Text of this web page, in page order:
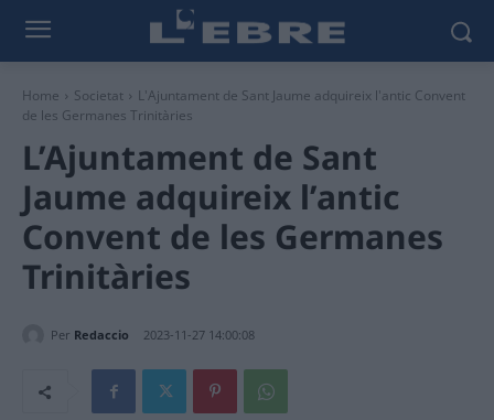
Home Societat
L'Ajuntament de Sant Jaume adquireix l'antic Convent
de les Germanes Trinitàries
L’Ajuntament de Sant
Jaume adquireix l’antic
Convent de les Germanes
Trinitàries
Per Redaccio 2023-11-27 14:00:08